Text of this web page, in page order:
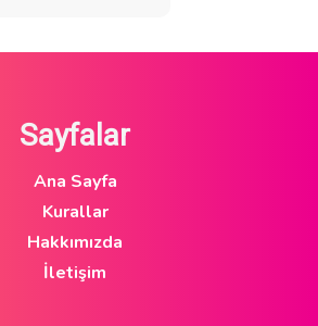
Sayfalar
Ana Sayfa
Kurallar
Hakkımızda
İletişim